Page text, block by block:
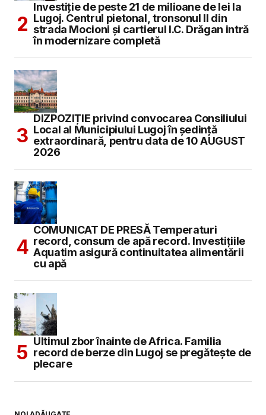
Investiție de peste 21 de milioane de lei la
Lugoj. Centrul pietonal, tronsonul II din
strada Mocioni și cartierul I.C. Drăgan intră
în modernizare completă
DIZPOZIȚIE privind convocarea Consiliului
Local al Municipiului Lugoj în şedinţă
extraordinară, pentru data de 10 AUGUST
2026
COMUNICAT DE PRESĂ Temperaturi
record, consum de apă record. Investițiile
Aquatim asigură continuitatea alimentării
cu apă
Ultimul zbor înainte de Africa. Familia
record de berze din Lugoj se pregătește de
plecare